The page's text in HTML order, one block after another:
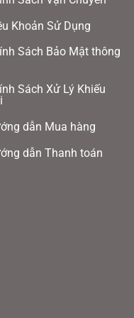
TẠO KHÁC BIỆT
Khoản Sử Dụng
Sách Bảo Mật thông
Sách Xử Lý Khiếu
dẫn Mua hàng
dẫn Thanh toán